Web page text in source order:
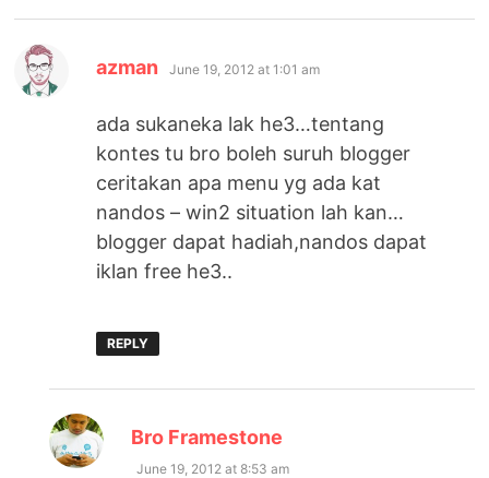
azman says:
June 19, 2012 at 1:01 am
ada sukaneka lak he3…tentang
kontes tu bro boleh suruh blogger
ceritakan apa menu yg ada kat
nandos – win2 situation lah kan…
blogger dapat hadiah,nandos dapat
iklan free he3..
REPLY
Bro Framestone
June 19, 2012 at 8:53 am